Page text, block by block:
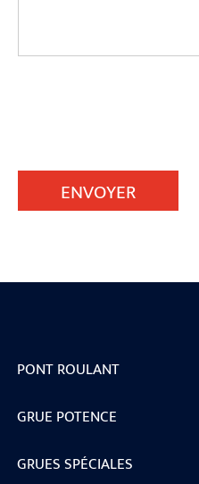
ENVOYER
PONT ROULANT
GRUE POTENCE
GRUES SPÉCIALES